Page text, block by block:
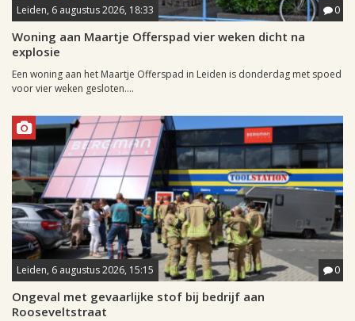
Leiden, 6 augustus 2026, 18:33 0
Woning aan Maartje Offerspad vier weken dicht na
explosie
Een woning aan het Maartje Offerspad in Leiden is donderdag met spoed
voor vier weken gesloten....
Leiden, 6 augustus 2026, 15:15 0
Ongeval met gevaarlijke stof bij bedrijf aan
Rooseveltstraat